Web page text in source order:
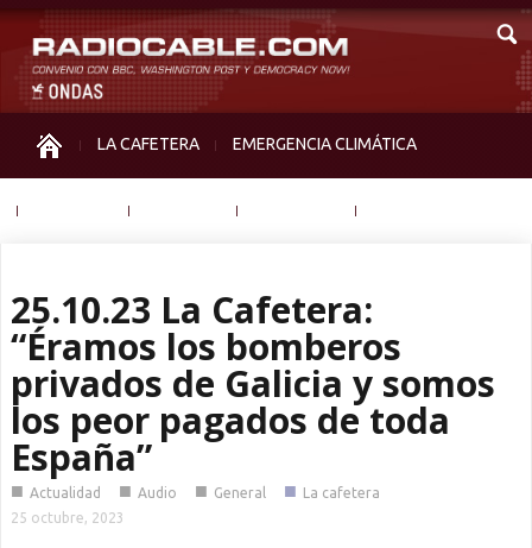
LA CAFETERA EMERGENCIA CLIMÁTICA
25.10.23 La Cafetera:
“Éramos los bomberos
privados de Galicia y somos
los peor pagados de toda
España”
■ Actualidad ■ Audio ■ General ■ La cafetera
25 octubre, 2023